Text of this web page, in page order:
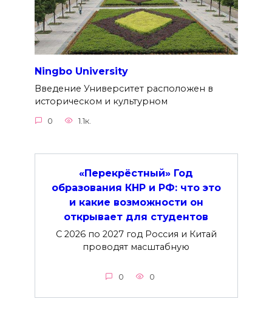
Ningbo University
Введение Университет расположен в
историческом и культурном
0 1.1к.
«Перекрёстный» Год
образования КНР и РФ: что это
и какие возможности он
открывает для студентов
С 2026 по 2027 год Россия и Китай
проводят масштабную
0 0